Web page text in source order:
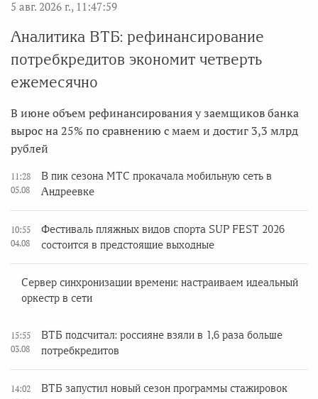
5 авг. 2026 г., 11:47:59
Аналитика ВТБ: рефинансирование
потребкредитов экономит четверть
ежемесячно
В июне объем рефинансирования у заемщиков банка
вырос на 25% по сравнению с маем и достиг 3,3 млрд
рублей
11:28
05.08
В пик сезона МТС прокачала мобильную сеть в
Андреевке
10:55
04.08
Фестиваль пляжных видов спорта SUP FEST 2026
состоится в предстоящие выходные
Сервер синхронизации времени: настраиваем идеальный
оркестр в сети
15:55
03.08
ВТБ подсчитал: россияне взяли в 1,6 раза больше
потребкредитов
14:02
ВТБ запустил новый сезон программы стажировок